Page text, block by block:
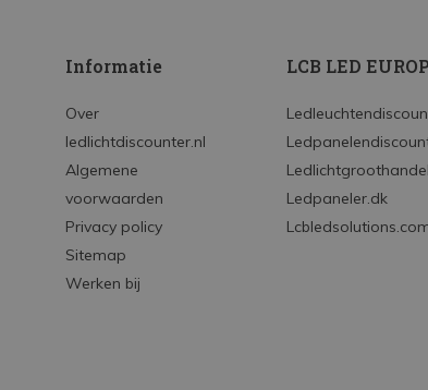
Informatie
Over
ledlichtdiscounter.nl
Algemene
voorwaarden
Privacy policy
Sitemap
Werken bij
LCB LED
Ledpaneler.dk